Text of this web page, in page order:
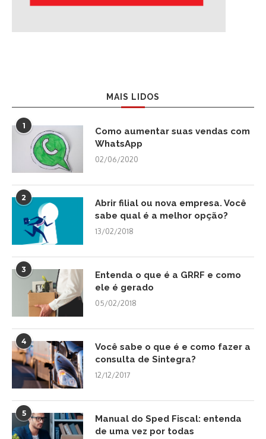
MAIS LIDOS
1
Como aumentar suas vendas com
WhatsApp
02/06/2020
2
Abrir filial ou nova empresa. Você
sabe qual é a melhor opção?
13/02/2018
3
Entenda o que é a GRRF e como
ele é gerado
05/02/2018
4
Você sabe o que é e como fazer a
consulta de Sintegra?
12/12/2017
5
Manual do Sped Fiscal: entenda
de uma vez por todas